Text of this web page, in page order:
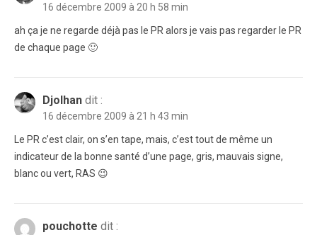
16 décembre 2009 à 20 h 58 min
ah ça je ne regarde déjà pas le PR alors je vais pas regarder le PR
de chaque page 🙂
Djolhan dit :
16 décembre 2009 à 21 h 43 min
Le PR c’est clair, on s’en tape, mais, c’est tout de même un
indicateur de la bonne santé d’une page, gris, mauvais signe,
blanc ou vert, RAS 😉
pouchotte dit :